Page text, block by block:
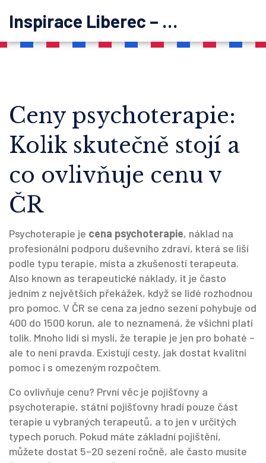
Inspirace Liberec – psychoterapie
Ceny psychoterapie:
Kolik skutečně stojí a
co ovlivňuje cenu v
ČR
Psychoterapie je cena psychoterapie, náklad na
profesionální podporu duševního zdraví, která se liší
podle typu terapie, místa a zkušeností terapeuta.
Also known as terapeutické náklady, it je často
jedním z největších překážek, když se lidé rozhodnou
pro pomoc. V ČR se cena za jedno sezení pohybuje od
400 do 1500 korun, ale to neznamená, že všichni platí
tolik. Mnoho lidí si myslí, že terapie je jen pro bohaté –
ale to není pravda. Existují cesty, jak dostat kvalitní
pomoc i s omezeným rozpočtem.
Co ovlivňuje cenu? První věc je pojišťovny a
psychoterapie, státní pojišťovny hradí pouze část
terapie u vybraných terapeutů, a to jen v určitých
typech poruch. Pokud máte základní pojištění,
můžete dostat 5–20 sezení ročně, ale často musíte